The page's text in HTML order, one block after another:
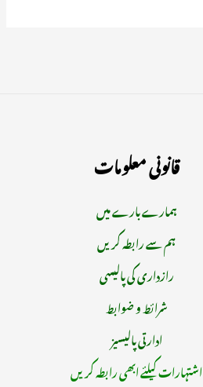
قانونی معلومات
ہمارے بارے میں
ہم سے رابطہ کریں
رازداری کی پالیسی
شرائط و ضوابط
ادارتی پالیسیز
اشتہارات کیلئے ابھی رابطہ کریں